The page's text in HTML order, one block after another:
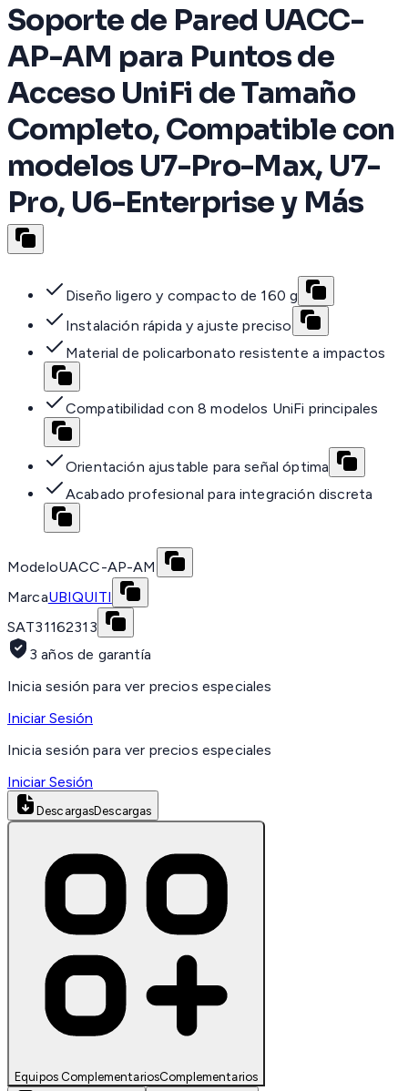
Soporte de Pared UACC-
AP-AM para Puntos de
Acceso UniFi de Tamaño
Completo, Compatible con
modelos U7-Pro-Max, U7-
Pro, U6-Enterprise y Más
Diseño ligero y compacto de 160 g
Instalación rápida y ajuste preciso
Material de policarbonato resistente a impactos
Compatibilidad con 8 modelos UniFi principales
Orientación ajustable para señal óptima
Acabado profesional para integración discreta
ModeloUACC-AP-AM
MarcaUBIQUITI
SAT31162313
3 años de garantía
Inicia sesión para ver precios especiales
Iniciar Sesión
Inicia sesión para ver precios especiales
Iniciar Sesión
DescargasDescargas
Equipos ComplementariosComplementarios